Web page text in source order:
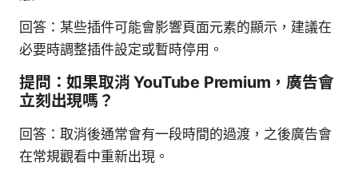
回答：某些插件可能會影響頁面元素的顯示，建議在
必要時調整插件設定或暫時停用。
提問：如果取消 YouTube Premium，廣告會
立刻出現嗎？
回答：取消後通常會有一段時間的過渡，之後廣告會
在常規觀看中重新出現。